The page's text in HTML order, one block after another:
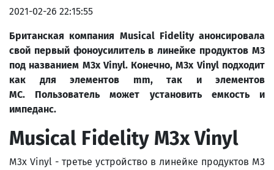
2021-02-26 22:15:55
Британская компания Musical Fidelityанонсировала
свой первый фоноусилитель в линейке продуктов M3
под названием M3x Vinyl. Конечно,M3x Vinylподходит
как для элементов mm, так и элементов
MC. Пользователь может установить емкость и
импеданс.
Musical Fidelity M3x Vinyl
M3x Vinyl - третье устройство в линейке продуктов M3